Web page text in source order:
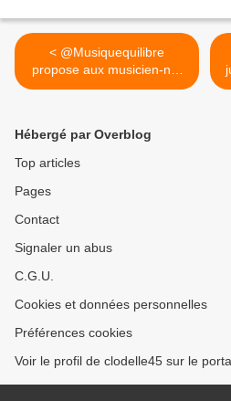
< @Musiquequilibre
propose aux musicien-ne-
s...
Hébergé par Overblog
Top articles
Pages
Contact
Signaler un abus
C.G.U.
Cookies et données personnelles
Préférences cookies
Voir le profil de clodelle45 sur le